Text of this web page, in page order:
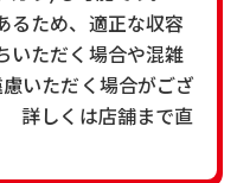
るため、適正な収容
いただく場合や混雑
いただく場合がござ
詳しくは店舗まで直